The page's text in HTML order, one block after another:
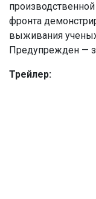
фронта
выживания
Предупрежден —
Трейлер: